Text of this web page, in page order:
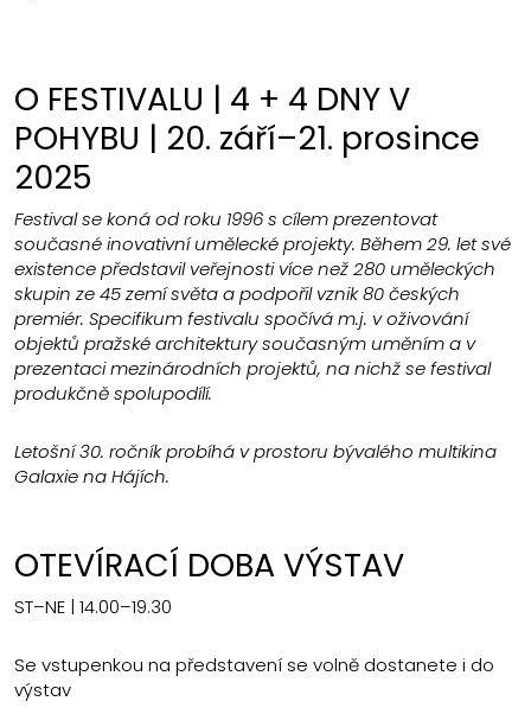
O FESTIVALU | 4 + 4 DNY V
POHYBU | 20. září–21. prosince
2025
Festival se koná od roku 1996 s cílem prezentovat
současné inovativní umělecké projekty. Během 29. let své
existence představil veřejnosti více než 280 uměleckých
skupin ze 45 zemí světa a podpořil vznik 80 českých
premiér. Specifikum festivalu spočívá m.j. v oživování
objektů pražské architektury současným uměním a v
prezentaci mezinárodních projektů, na nichž se festival
produkčně spolupodílí.
Letošní 30. ročník probíhá v prostoru bývalého multikina
Galaxie na Hájích.
OTEVÍRACÍ DOBA VÝSTAV
ST–NE | 14.00–19.30
Se vstupenkou na představení se volně dostanete i do
výstav